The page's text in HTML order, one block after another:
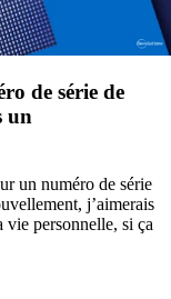
de série de
un
un numéro de série
j’aimerais
vie personnelle, si ça